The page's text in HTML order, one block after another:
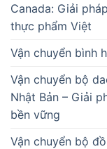
Canada: Giải
thực phẩm Việt
Vận chuyển bình
Vận chuyển bộ
Nhật Bản – Giải
bền vững
Vận chuyển bộ